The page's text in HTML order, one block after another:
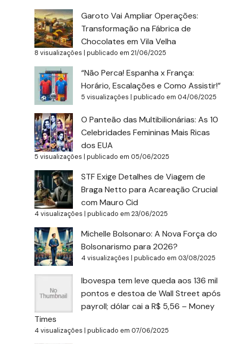
Garoto Vai Ampliar Operações:
Transformação na Fábrica de
Chocolates em Vila Velha
8 visualizações |publicado em 21/06/2025
“Não Perca! Espanha x França:
Horário, Escalações e Como Assistir!”
5 visualizações |publicado em 04/06/2025
O Panteão das Multibilionárias: As 10
Celebridades Femininas Mais Ricas
dos EUA
5 visualizações |publicado em 05/06/2025
STF Exige Detalhes de Viagem de
Braga Netto para Acareação Crucial
com Mauro Cid
4 visualizações |publicado em 23/06/2025
Michelle Bolsonaro: A Nova Força do
Bolsonarismo para 2026?
4 visualizações |publicado em 03/08/2025
Ibovespa tem leve queda aos 136 mil
pontos e destoa de Wall Street após
payroll; dólar cai a R$ 5,56 – Money
Times
4 visualizações |publicado em 07/06/2025